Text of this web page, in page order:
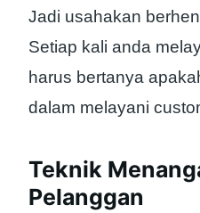
Jadi usahakan
Setiap kali anda
harus bertanya
dalam melayani
Teknik
Pelanggan